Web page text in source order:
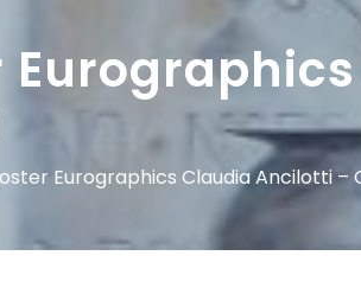
Eurographics Claudia Ancilotti –